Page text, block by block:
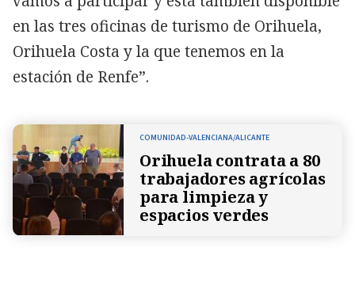
en las tres oficinas de turismo de Orihuela,
Orihuela Costa y la que tenemos en la
estación de Renfe”.
COMUNIDAD-VALENCIANA/ALICANTE
Orihuela contrata a 80
trabajadores agrícolas
para limpieza y
espacios verdes